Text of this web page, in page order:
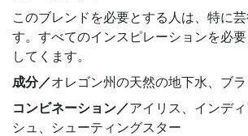
このブレンドを必要とする人は、特に
す。すべてのインスピレーションを必
してくます。
成分／オレゴン州の天然の地下水、ブ
コンビネーション／アイリス、インデ
シュ、シューティングスター